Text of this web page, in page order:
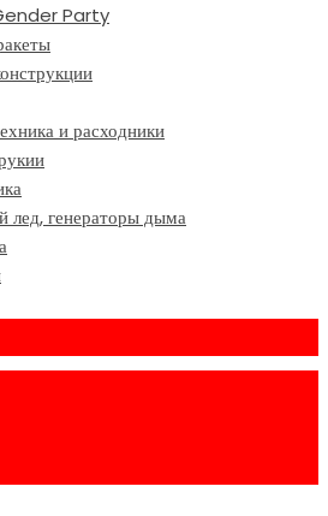
Party
и расходники
лед, генераторы дыма